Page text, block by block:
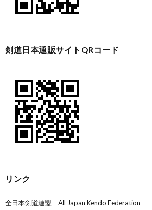
剣道日本通販サイトQRコード
リンク
全日本剣道連盟 All Japan Kendo Federation